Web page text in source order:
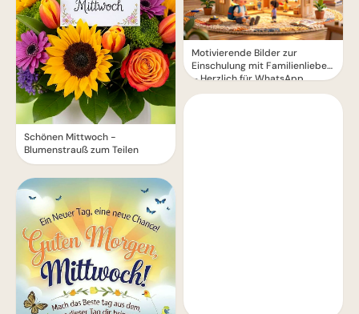
Schönen Mittwoch -
Blumenstrauß zum Teilen
Motivierende Bilder zur
Einschulung mit Familienliebe
– Herzlich für WhatsApp